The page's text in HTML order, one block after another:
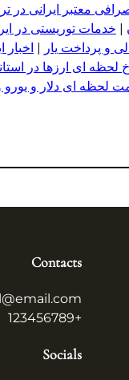
معتبر ایرانی در
| خدمات توریستی در
و پرداخت یار | اخبار
لحظه ای ارزها در
لحظه ای دلار و یورو
Contacts
+123456789
Socials